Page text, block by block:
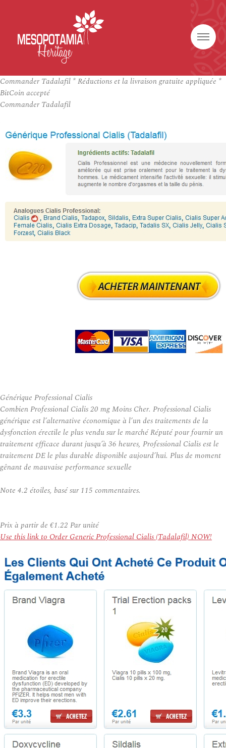
Commander Tadalafil * Réductions et la livraison gratuite appliquée *
BitCoin accepté
Commander Tadalafil
Générique Professional Cialis
Combien Professional Cialis 20 mg Moins Cher. Professional Cialis
générique est l’alternative économique à l’un des traitements de la
dysfonction érectile le plus vendu sur le marché Réputé pour fournir un
traitement efficace durant jusqu’à 36 heures, Professional Cialis est le
traitement DE le plus durable disponible aujourd’hui. Plus de moment
gênant de mauvaise performance sexuelle
Note 4.2 étoiles, basé sur 115 commentaires.
Prix à partir de €1.22 Par unité
Use this link to Order Generic Professional Cialis (Tadalafil) NOW!